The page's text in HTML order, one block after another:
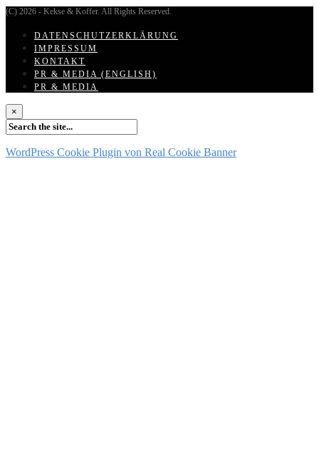
(C) 2026 - Kekse & Koffer. All Rights Reserved.
DATENSCHUTZERKLÄRUNG
IMPRESSUM
KONTAKT
PR & MEDIA (ENGLISH)
PR & MEDIA
×
WordPress Cookie Plugin von Real Cookie Banner